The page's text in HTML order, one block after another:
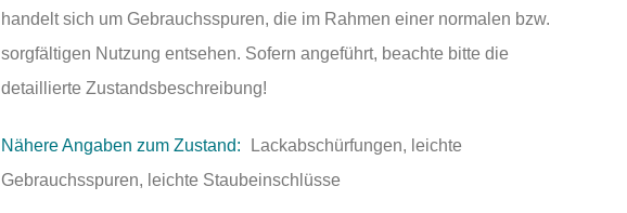
handelt sich um Gebrauchsspuren, die im Rahmen einer normalen bzw.
sorgfältigen Nutzung entsehen. Sofern angeführt, beachte bitte die
detaillierte Zustandsbeschreibung!
Nähere Angaben zum Zustand:
Lackabschürfungen, leichte
Gebrauchsspuren, leichte Staubeinschlüsse